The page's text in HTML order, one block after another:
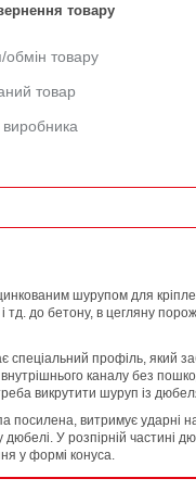
товару
товару
товар
виробника
шурупом для
і тд. до бетону, в цегляну
спеціальний профіль, який
каналу без
викрутити шуруп із
посилена, витримує ударні
дюбелі. У розпірній частині
у формі конуса.